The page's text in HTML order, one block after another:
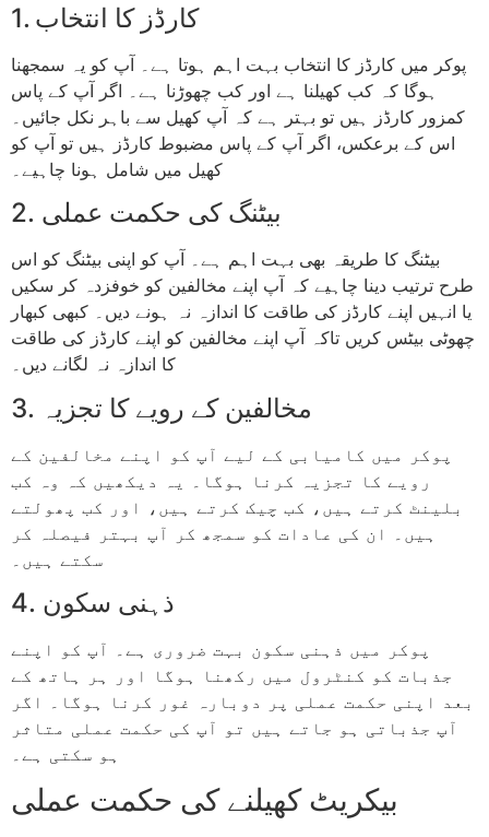
1. کارڈز کا انتخاب
پوکر میں کارڈز کا انتخاب بہت اہم ہوتا ہے۔ آپ کو یہ سمجھنا
ہوگا کہ کب کھیلنا ہے اور کب چھوڑنا ہے۔ اگر آپ کے پاس
کمزور کارڈز ہیں تو بہتر ہے کہ آپ کھیل سے باہر نکل جائیں۔
اس کے برعکس، اگر آپ کے پاس مضبوط کارڈز ہیں تو آپ کو
کھیل میں شامل ہونا چاہیے۔
2. بیٹنگ کی حکمت عملی
بیٹنگ کا طریقہ بھی بہت اہم ہے۔ آپ کو اپنی بیٹنگ کو اس
طرح ترتیب دینا چاہیے کہ آپ اپنے مخالفین کو خوفزدہ کر سکیں
یا انہیں اپنے کارڈز کی طاقت کا اندازہ نہ ہونے دیں۔ کبھی کبھار
چھوٹی بیٹس کریں تاکہ آپ اپنے مخالفین کو اپنے کارڈز کی طاقت
کا اندازہ نہ لگانے دیں۔
3. مخالفین کے رویے کا تجزیہ
پوکر میں کامیابی کے لیے آپ کو اپنے مخالفین کے
رویے کا تجزیہ کرنا ہوگا۔ یہ دیکھیں کہ وہ کب
بلینٹ کرتے ہیں، کب چیک کرتے ہیں، اور کب پھولتے
ہیں۔ ان کی عادات کو سمجھ کر آپ بہتر فیصلہ کر
سکتے ہیں۔
4. ذہنی سکون
پوکر میں ذہنی سکون بہت ضروری ہے۔ آپ کو اپنے
جذبات کو کنٹرول میں رکھنا ہوگا اور ہر ہاتھ کے
بعد اپنی حکمت عملی پر دوبارہ غور کرنا ہوگا۔ اگر
آپ جذباتی ہو جاتے ہیں تو آپ کی حکمت عملی متاثر
ہو سکتی ہے۔
بیکریٹ کھیلنے کی حکمت عملی